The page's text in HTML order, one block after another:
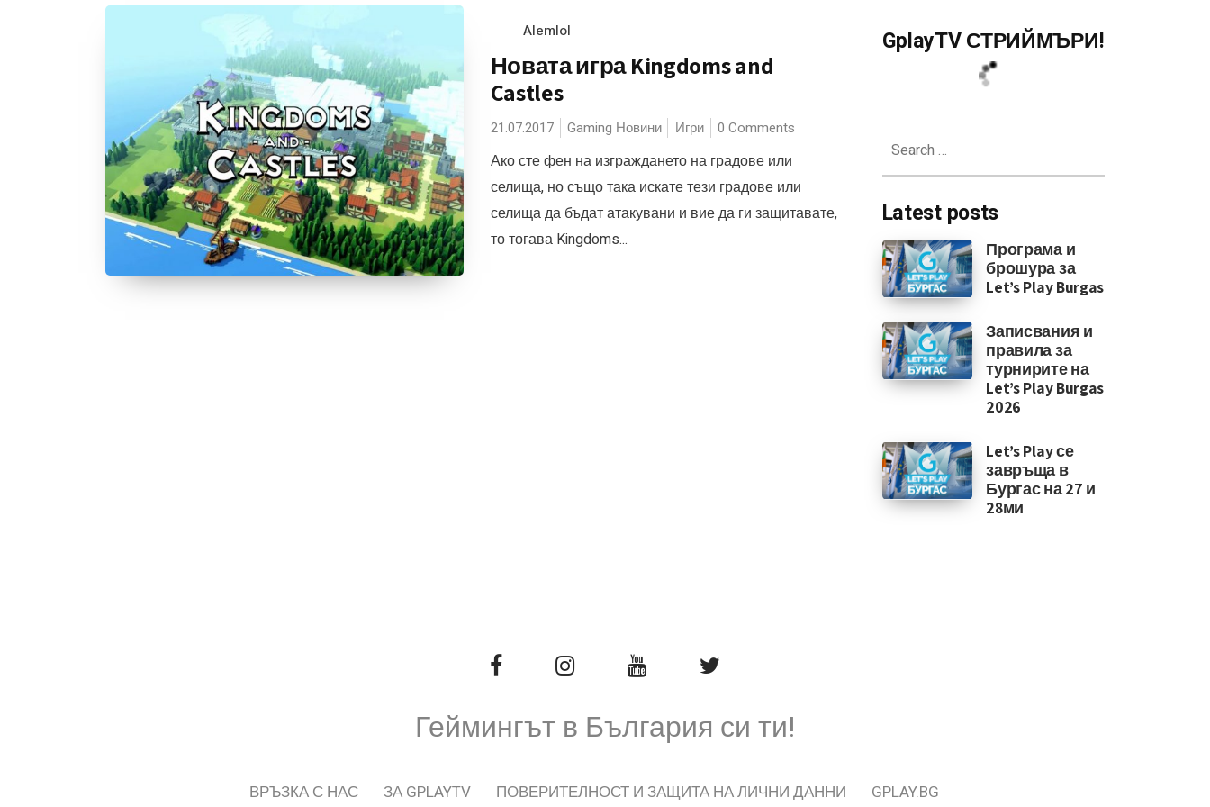
Alemlol
Новата игра Kingdoms and
Castles
21.07.2017 Gaming Новини Игри 0 Comments
Ако сте фен на изграждането на градове или
селища, но също така искате тези градове или
селища да бъдат атакувани и вие да ги защитавате,
то тогава Kingdoms...
GplayTV СТРИЙМЪРИ!
for:
Latest posts
Програма и
брошура за
Let’s Play Burgas
Записвания и
правила за
турнирите на
Let’s Play Burgas
2026
Let’s Play се
завръща в
Бургас на 27 и
28ми
Геймингът в България си ти!
ВРЪЗКА С НАС ЗА GPLAYTV ПОВЕРИТЕЛНОСТ И ЗАЩИТА НА ЛИЧНИ ДАННИ GPLAY.BG